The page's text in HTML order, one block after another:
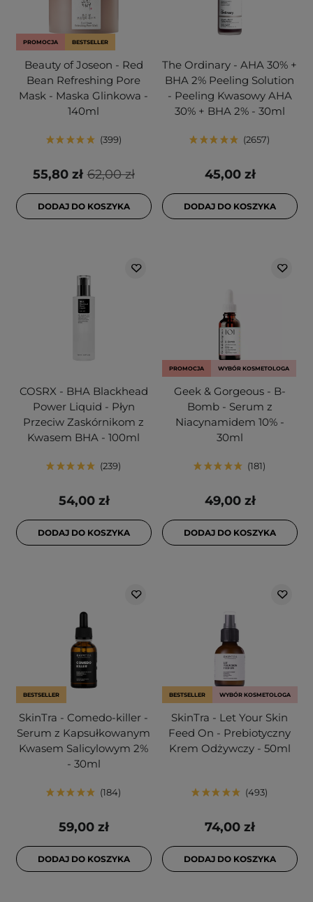
PROMOCJA BESTSELLER
Beauty of Joseon - Red
Bean Refreshing Pore
Mask - Maska Glinkowa -
140ml
399
62,00 zł
55,80 zł
DODAJ DO KOSZYKA
The Ordinary - AHA 30% +
BHA 2% Peeling Solution
- Peeling Kwasowy AHA
30% + BHA 2% - 30ml
2657
45,00 zł
DODAJ DO KOSZYKA
COSRX - BHA Blackhead
Power Liquid - Płyn
Przeciw Zaskórnikom z
Kwasem BHA - 100ml
239
54,00 zł
DODAJ DO KOSZYKA
PROMOCJA WYBÓR KOSMETOLOGA
Geek & Gorgeous - B-
Bomb - Serum z
Niacynamidem 10% -
30ml
181
49,00 zł
DODAJ DO KOSZYKA
BESTSELLER
SkinTra - Comedo-killer -
Serum z Kapsułkowanym
Kwasem Salicylowym 2%
- 30ml
184
59,00 zł
DODAJ DO KOSZYKA
BESTSELLER WYBÓR KOSMETOLOGA
SkinTra - Let Your Skin
Feed On - Prebiotyczny
Krem Odżywczy - 50ml
493
74,00 zł
DODAJ DO KOSZYKA